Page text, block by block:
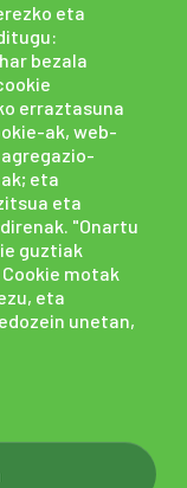
eta
bezala
erraztasuna
ak, web-
eta
eta
"Onartu
guztiak
motak
eta
unetan,